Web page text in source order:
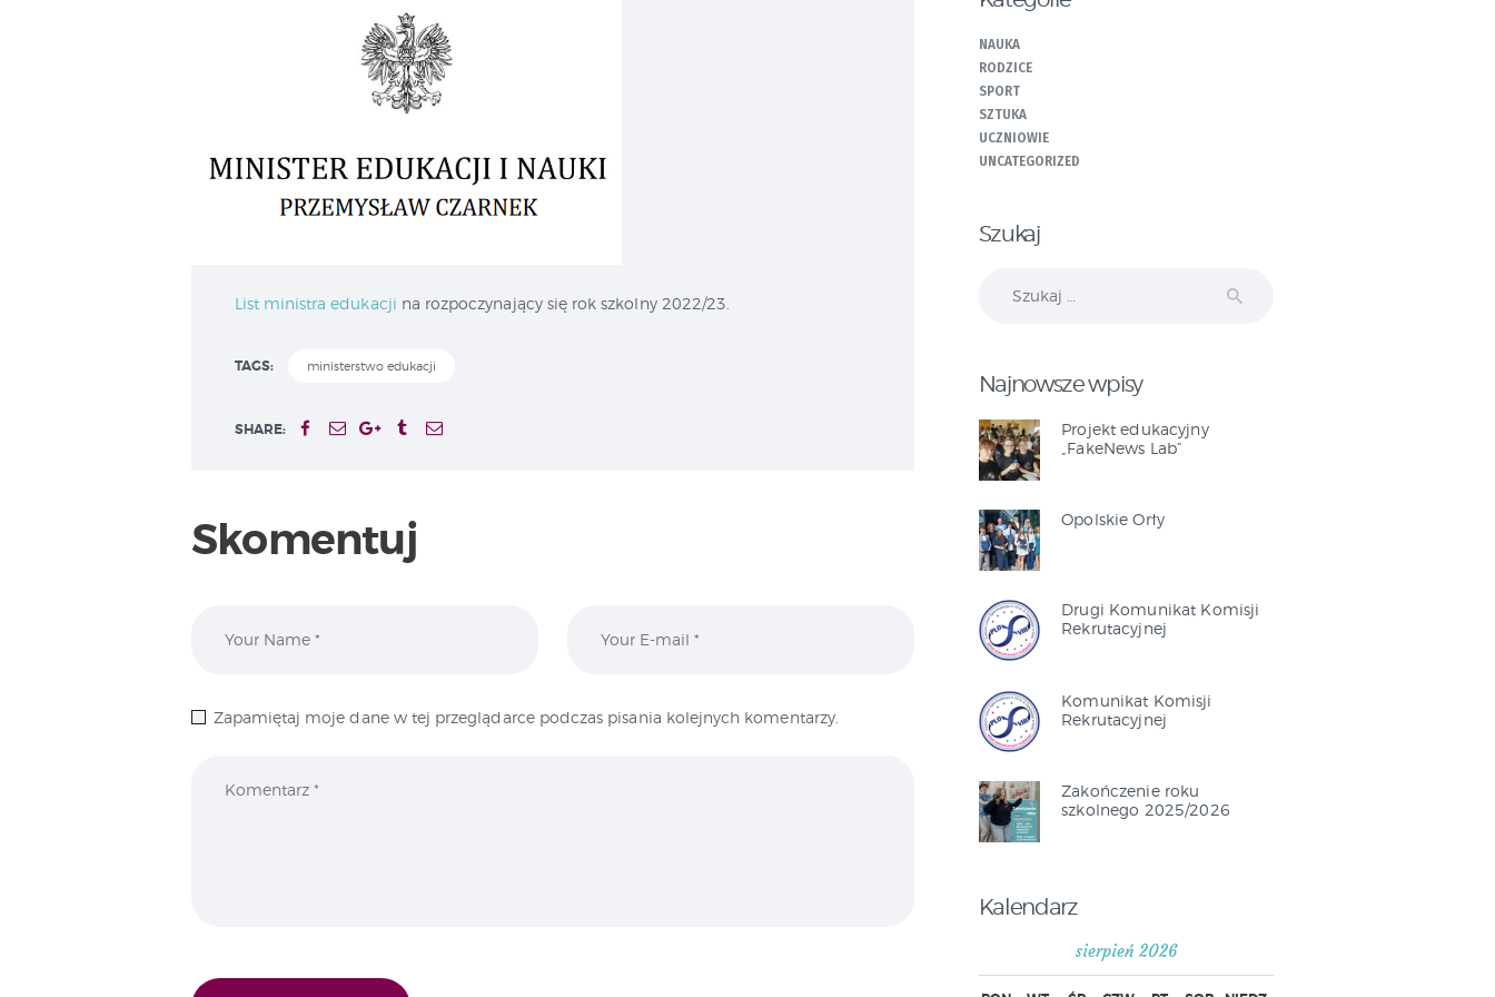
List ministra edukacji na rozpoczynający się rok szkolny 2022/23.
TAGS: ministerstwo edukacji
SHARE:
Skomentuj
Zapamiętaj moje dane w tej przeglądarce podczas pisania kolejnych komentarzy.
NAUKA
RODZICE
SPORT
SZTUKA
UCZNIOWIE
UNCATEGORIZED
Szukaj
Najnowsze wpisy
Projekt edukacyjny
„FakeNews Lab”
Opolskie Orły
Drugi Komunikat Komisji
Rekrutacyjnej
Komunikat Komisji
Rekrutacyjnej
Zakończenie roku
szkolnego 2025/2026
Kalendarz
sierpień 2026